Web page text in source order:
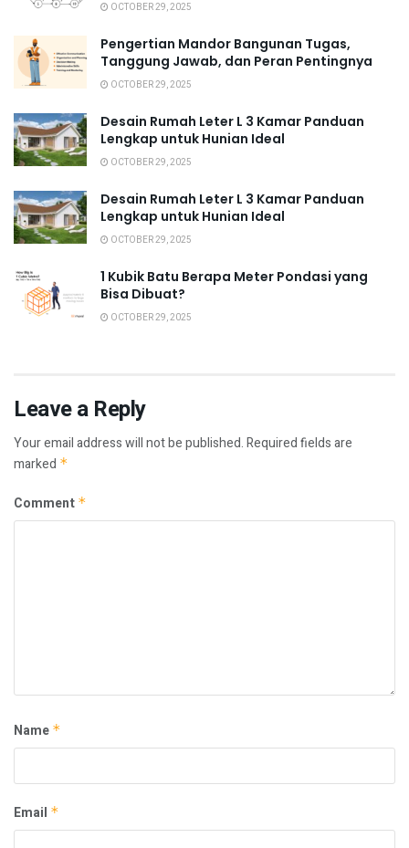
OCTOBER 29, 2025
Pengertian Mandor Bangunan Tugas,
Tanggung Jawab, dan Peran Pentingnya
OCTOBER 29, 2025
Desain Rumah Leter L 3 Kamar Panduan
Lengkap untuk Hunian Ideal
OCTOBER 29, 2025
Desain Rumah Leter L 3 Kamar Panduan
Lengkap untuk Hunian Ideal
OCTOBER 29, 2025
1 Kubik Batu Berapa Meter Pondasi yang
Bisa Dibuat?
OCTOBER 29, 2025
Leave a Reply
Your email address will not be published.Required fields are
marked *
Comment *
Name *
Email *